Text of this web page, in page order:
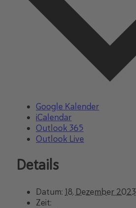
Google Kalender
iCalendar
Outlook 365
Outlook Live
Details
Datum: 18. Dezember 2023
Zeit: